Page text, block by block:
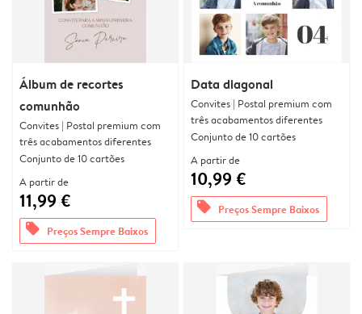
Álbum de recortes
comunhão
Convites | Postal premium com
três acabamentos diferentes
Conjunto de 10 cartões
A partir de
11,99 €
offers Preços Sempre Baixos
Data diagonal
Convites | Postal premium com
três acabamentos diferentes
Conjunto de 10 cartões
A partir de
10,99 €
offers Preços Sempre Baixos